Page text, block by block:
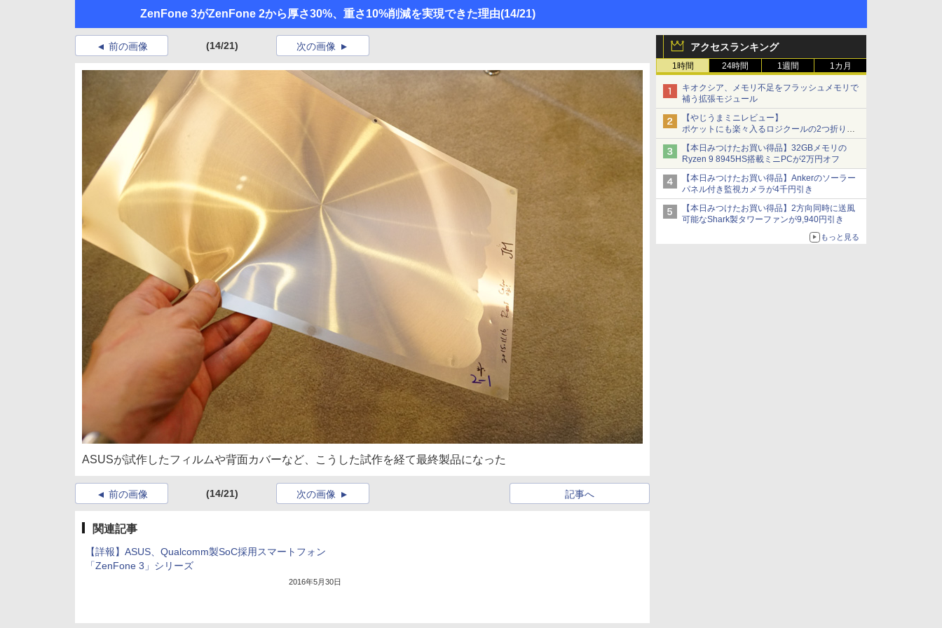
ZenFone 3がZenFone 2から厚さ30%、重さ10%削減を実現できた理由(14/21)
アクセスランキング
1時間 24時間 1週間 1カ月
キオクシア、メモリ不足をフラッシュメモリで
補う拡張モジュール
【やじうまミニレビュー】
ポケットにも楽々入るロジクールの2つ折りマ
ウス「Mobi Fold」。その気になるギミックと
は？
【本日みつけたお買い得品】32GBメモリの
Ryzen 9 8945HS搭載ミニPCが2万円オフ
【本日みつけたお買い得品】Ankerのソーラー
パネル付き監視カメラが4千円引き
【本日みつけたお買い得品】2方向同時に送風
可能なShark製タワーファンが9,940円引き
もっと見る
前の画像 (14/21) 次の画像
ASUSが試作したフィルムや背面カバーなど、こうした試作を経て最終製品になった
前の画像 (14/21) 記事へ
次の画像
関連記事
【詳報】ASUS、Qualcomm製SoC採用スマートフォン
「ZenFone 3」シリーズ
2016年5月30日